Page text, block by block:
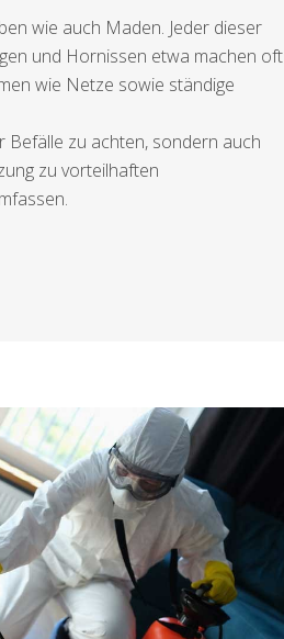
wie auch Maden. Jeder dieser
und Hornissen etwa machen oft
wie Netze sowie ständige
Befälle zu achten, sondern auch
zu vorteilhaften